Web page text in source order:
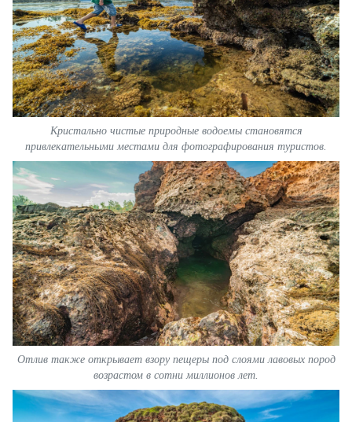
Кристально чистые природные водоемы становятся
привлекательными местами для фотографирования туристов.
Отлив также открывает взору пещеры под слоями лавовых пород
возрастом в сотни миллионов лет.